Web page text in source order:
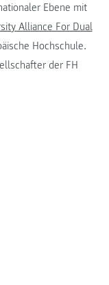
Ebene mit
Alliance For Dual
Hochschule.
der FH